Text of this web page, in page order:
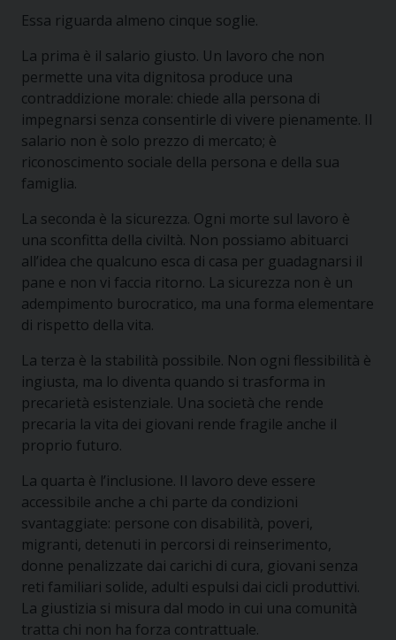
Essa riguarda almeno cinque soglie.
La prima è il salario giusto. Un lavoro che non
permette una vita dignitosa produce una
contraddizione morale: chiede alla persona di
impegnarsi senza consentirle di vivere pienamente. Il
salario non è solo prezzo di mercato; è
riconoscimento sociale della persona e della sua
famiglia.
La seconda è la sicurezza. Ogni morte sul lavoro è
una sconfitta della civiltà. Non possiamo abituarci
all’idea che qualcuno esca di casa per guadagnarsi il
pane e non vi faccia ritorno. La sicurezza non è un
adempimento burocratico, ma una forma elementare
di rispetto della vita.
La terza è la stabilità possibile. Non ogni flessibilità è
ingiusta, ma lo diventa quando si trasforma in
precarietà esistenziale. Una società che rende
precaria la vita dei giovani rende fragile anche il
proprio futuro.
La quarta è l’inclusione. Il lavoro deve essere
accessibile anche a chi parte da condizioni
svantaggiate: persone con disabilità, poveri,
migranti, detenuti in percorsi di reinserimento,
donne penalizzate dai carichi di cura, giovani senza
reti familiari solide, adulti espulsi dai cicli produttivi.
La giustizia si misura dal modo in cui una comunità
tratta chi non ha forza contrattuale.